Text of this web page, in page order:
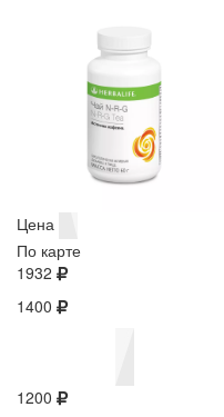
Цена
По карте
1932
1400
1200